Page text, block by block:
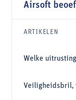
Airsoft
ARTIKELEN
Welke
Veiligheidsbril,